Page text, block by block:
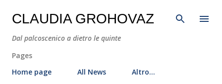
Passa ai contenuti principali
CLAUDIA GROHOVAZ
Dal palcoscenico a dietro le quinte
Pages
Home page
All News Altro…